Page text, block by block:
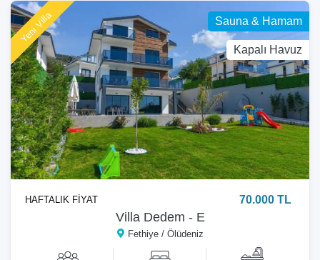
Sauna & Hamam
Kapalı Havuz
Yeni Villa
Villa Dedem - E
Fethiye / Ölüdeniz
HAFTALIK FİYAT 70.000 TL